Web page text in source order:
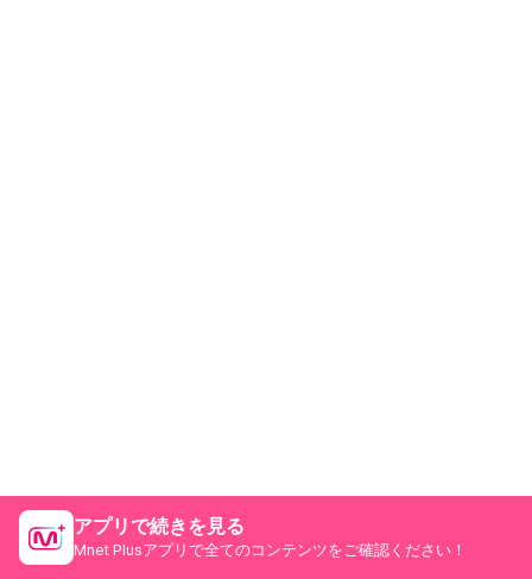
アプリで続きを見る
Mnet Plusアプリで全てのコンテンツをご確認ください！